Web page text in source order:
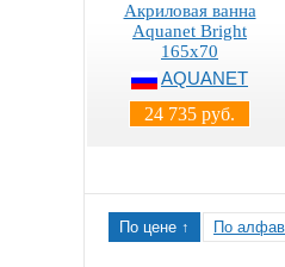
Акриловая ванна
Aquanet Bright
165x70
AQUANET
24 735 руб.
По цене ↑ По